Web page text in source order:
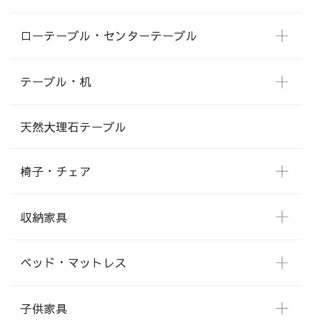
ローテーブル・センターテーブル
テーブル・机
天然大理石テーブル
椅子・チェア
収納家具
ベッド・マットレス
子供家具